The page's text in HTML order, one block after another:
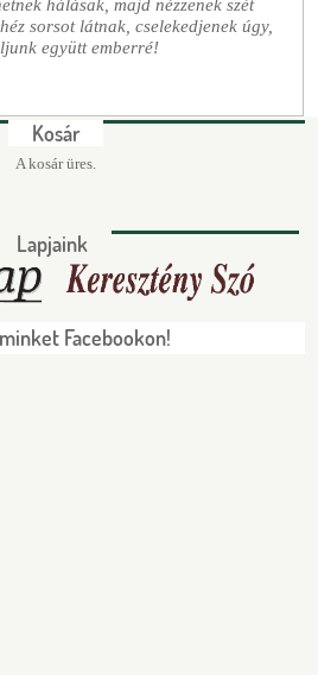
hálásak, majd nézzenek szét
sorsot látnak, cselekedjenek úgy,
együtt emberré!
Kosár
A kosár üres.
Lapjaink
Facebookon!